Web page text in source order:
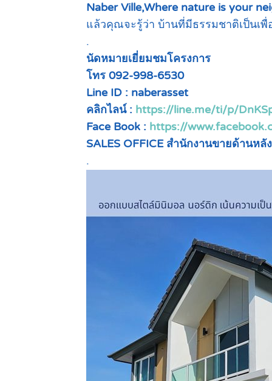
Naber Ville,Where nature is your
แล้วคุณจะรู้ว่า บ้านที่มีธรรมชาติเป็นเพื่
.
นัดหมายเยี่ยมชมโครงการ
โทร 092-998-6530
Line ID : naberasset
คลิกไลน์ : https://line.me/ti/p/
Face Book : https://
SALES OFFICE สำนักงานขายด้านห
.